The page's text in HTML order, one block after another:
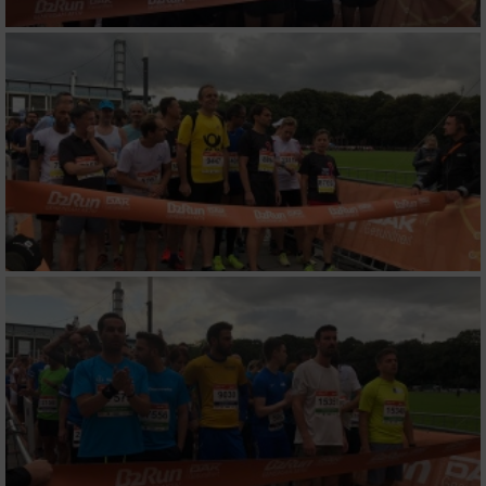
Verwendung reduzierter Daten zur Auswahl
von Werbeanzeigen
Erstellung von Profilen für personalisierte
Werbung
Verwendung von Profilen zur Auswahl
personalisierter Werbung
Erstellung von Profilen zur Personalisierung
Verwendung von Profilen zur Auswahl
personalisierter Inhalte
Messung der Werbeleistung
Messung der Performance von Inhalten